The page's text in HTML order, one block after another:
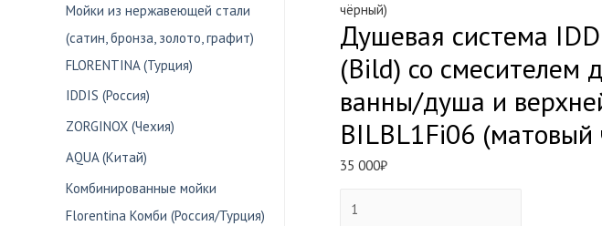
Мойки из нержавеющей стали
(сатин, бронза, золото, графит)
FLORENTINA (Турция)
IDDIS (Россия)
ZORGINOX (Чехия)
AQUA (Китай)
Комбинированные мойки
Florentina Комби (Россия/Турция)
чёрный)
Душевая система
(Bild) со смесителем
ванны/душа и
BILBL1Fi06 (матовый
35 000₽
товара